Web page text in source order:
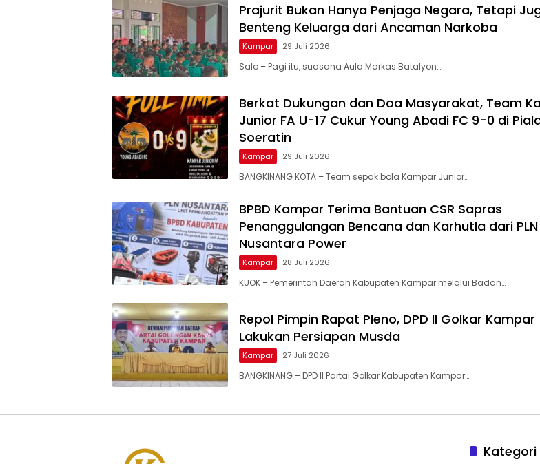
Prajurit Bukan Hanya Penjaga Negara, Tetapi
Benteng Keluarga dari Ancaman Narkoba
Kampar 29 Juli 2026
Salo – Pagi itu, suasana Aula Markas Batalyon…
Berkat Dukungan dan Doa Masyarakat, Team
Junior FA U-17 Cukur Young Abadi FC 9-0 di
Soeratin
Kampar 29 Juli 2026
BANGKINANG KOTA – Team sepak bola Kampar Junior…
BPBD Kampar Terima Bantuan CSR Sapras
Penanggulangan Bencana dan Karhutla dari PLN
Nusantara Power
Kampar 28 Juli 2026
KUOK – Pemerintah Daerah Kabupaten Kampar melalui Badan…
Repol Pimpin Rapat Pleno, DPD II Golkar Kampar
Lakukan Persiapan Musda
Kampar 27 Juli 2026
BANGKINANG – DPD II Partai Golkar Kabupaten Kampar…
Kategori